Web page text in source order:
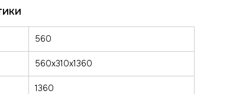
560
560х310х1360
1360